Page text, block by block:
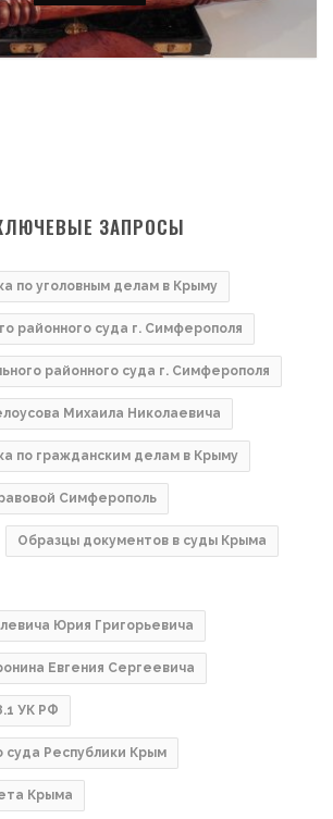
ЗАПРОСЫ
по уголовным делам в Крыму
районного суда г. Симферополя
районного суда г. Симферополя
Михаила Николаевича
по гражданским делам в Крыму
Симферополь
Образцы документов в суды Крыма
Юрия Григорьевича
Евгения Сергеевича
УК РФ
суда Республики Крым
Крыма